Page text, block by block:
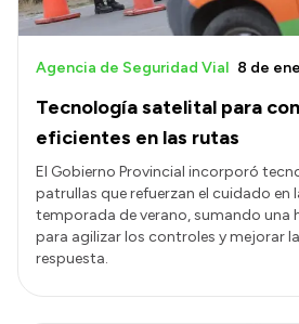
Invertí en Río Negro
Transparencia
Presupuesto
Boletín Oficial
Compras y licitaciones
Consulta de expedientes
Tecnología satelital para
eficientes en las rutas
Agencia de Seguridad Vial 8 de
El Gobierno Provincial incorporó
patrullas que refuerzan el cuidado en
temporada de verano, sumando una
para agilizar los controles y mejorar
respuesta.